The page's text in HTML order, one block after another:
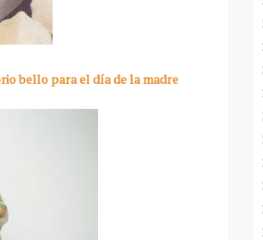
bello para el día de la madre